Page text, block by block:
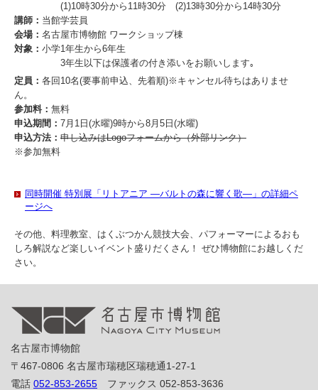
(1)10時30分から11時30分 (2)13時30分から14時30分
講師： 当館学芸員
会場： 名古屋市博物館 ワークショップ棟
対象： 小学1年生から6年生
3年生以下は保護者の付き添いをお願いします｡
定員： 各回10名(要事前申込、先着順)※キャンセル待ちはありませ
ん。
参加料： 無料
申込期間： 7月1日(水曜)9時から8月5日(水曜)
申込方法： 申し込みはLogoフォームから（外部リンク）
※参加無料
同時開催 特別展「リトアニア ―バルトの森に響く歌―」の詳細ペ
ージへ
その他、料理教室、はくぶつかん競技大会、パフォーマーによるおも
しろ解説など楽しいイベント盛りだくさん！ ぜひ博物館にお越しくだ
さい。
名古屋市博物館
〒467-0806 名古屋市瑞穂区瑞穂通1-27-1
電話 052-853-2655 ファックス 052-853-3636